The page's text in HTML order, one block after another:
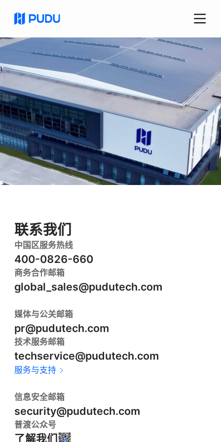
联系我们
中国区服务热线
400-0826-660
商务合作邮箱
global_sales@pudutech.com
媒体与公关邮箱
pr@pudutech.com
技术服务邮箱
techservice@pudutech.com
服务与支持
信息安全邮箱
security@pudutech.com
普渡公众号
了解我们